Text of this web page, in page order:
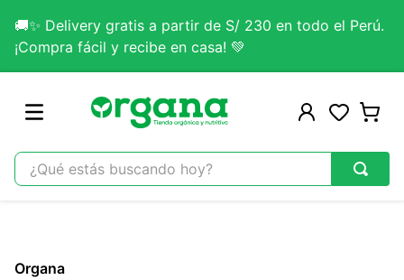
🚚✨ Delivery gratis a partir de S/ 230 en todo el Perú.
¡Compra fácil y recibe en casa! 💚
¿Qué estás buscando hoy?
2.
citrato magnesio
Organa